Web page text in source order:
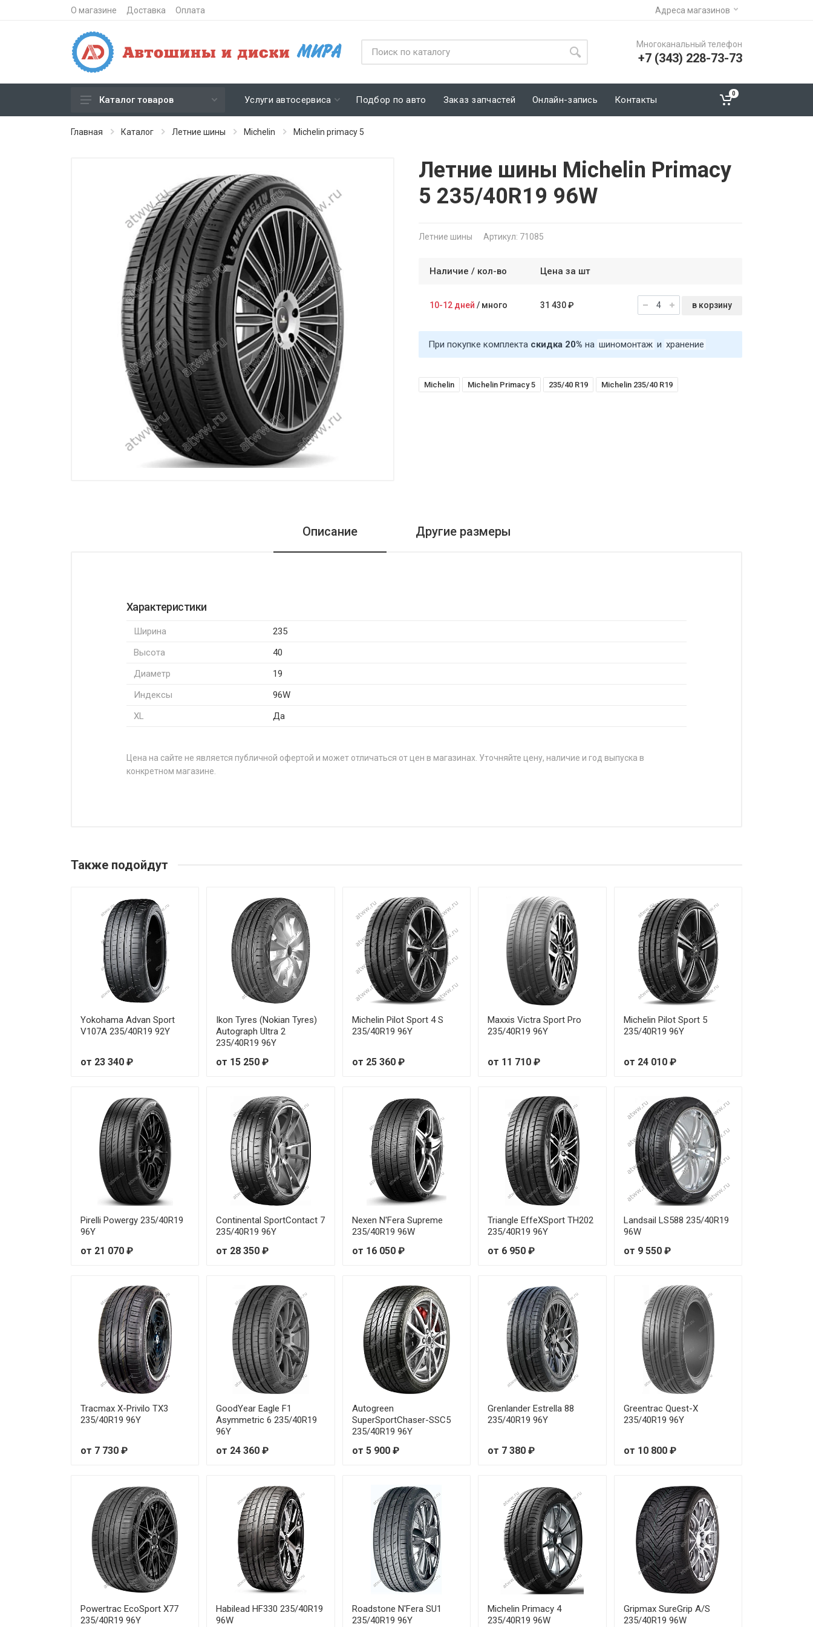
О магазине Доставка Оплата Адреса магазинов
Многоканальный телефон
+7 (343) 228-73-73
Зимние шипованные шины
Штампованные диски
Кованые диски
Каталог товаров Услуги автосервиса Подбор по авто Заказ запчастей Онлайн-запись Контакты
0
Главная Каталог Летние шины Michelin Michelin primacy 5
Летние шины Michelin Primacy
5 235/40R19 96W
Летние шины Артикул: 71085
Наличие / кол-во Цена за шт
10-12 дней / много 31 430 ₽ в корзину
При покупке комплекта скидка 20% на шиномонтаж и хранение
Michelin Michelin Primacy 5 235/40 R19 Michelin 235/40 R19
Описание Другие размеры
Характеристики
Ширина
235
Высота
40
Диаметр
19
Индексы
96W
XL
Да
Цена на сайте не является публичной офертой и может отличаться от цен в магазинах. Уточняйте цену, наличие и год выпуска в
конкретном магазине.
Michelin Primacy 5 205/55R16 91V
Michelin Primacy 5 205/55R16 91W от 14 150 ₽
Michelin Primacy 5 205/55R17 95V от 22 740 ₽
Michelin Primacy 5 205/55R17 95W от 21 200 ₽
Michelin Primacy 5 205/55R17 95Y от 26 710 ₽
Michelin Primacy 5 205/60R16 96W от 14 150 ₽
Michelin Primacy 5 205/65R16 95W
Michelin Primacy 5 215/45R17 91W от 21 010 ₽
Michelin Primacy 5 215/45R18 93W от 19 030 ₽
Michelin Primacy 5 215/50R17 95W от 17 390 ₽
Michelin Primacy 5 215/55R16 97W от 18 410 ₽
Michelin Primacy 5 215/55R17 94V от 17 390 ₽
Michelin Primacy 5 215/60R16 99V от 15 430 ₽
Michelin Primacy 5 215/60R17 100V от 18 190 ₽
Michelin Primacy 5 215/60R17 96H от 19 420 ₽
Michelin Primacy 5 215/65R16 102V от 15 620 ₽
Michelin Primacy 5 215/65R17 103V от 22 970 ₽
Michelin Primacy 5 225/45R17 91W от 18 690 ₽
Michelin Primacy 5 225/45R17 91Y от 18 750 ₽
Michelin Primacy 5 225/45R17 94W от 18 590 ₽
Michelin Primacy 5 225/45R18 91W от 22 940 ₽
Michelin Primacy 5 225/45R18 95W от 26 270 ₽
Также подойдут
Yokohama Advan Sport
V107A 235/40R19 92Y
от 23 340 ₽
Ikon Tyres (Nokian Tyres)
Autograph Ultra 2
235/40R19 96Y
от 15 250 ₽
Michelin Pilot Sport 4 S
235/40R19 96Y
от 25 360 ₽
Maxxis Victra Sport Pro
235/40R19 96Y
от 11 710 ₽
Michelin Pilot Sport 5
235/40R19 96Y
от 24 010 ₽
Pirelli Powergy 235/40R19
96Y
от 21 070 ₽
Continental SportContact 7
235/40R19 96Y
от 28 350 ₽
Nexen N'Fera Supreme
235/40R19 96W
от 16 050 ₽
Triangle EffeXSport TH202
235/40R19 96Y
от 6 950 ₽
Landsail LS588 235/40R19
96W
от 9 550 ₽
Tracmax X-Privilo TX3
235/40R19 96Y
от 7 730 ₽
GoodYear Eagle F1
Asymmetric 6 235/40R19
96Y
от 24 360 ₽
Autogreen
SuperSportChaser-SSC5
235/40R19 96Y
от 5 900 ₽
Grenlander Estrella 88
235/40R19 96Y
от 7 380 ₽
Greentrac Quest-X
235/40R19 96Y
от 10 800 ₽
Powertrac EcoSport X77
235/40R19 96Y
Habilead HF330 235/40R19
96W
Roadstone N'Fera SU1
235/40R19 96Y
Michelin Primacy 4
235/40R19 96W
Gripmax SureGrip A/S
235/40R19 96W